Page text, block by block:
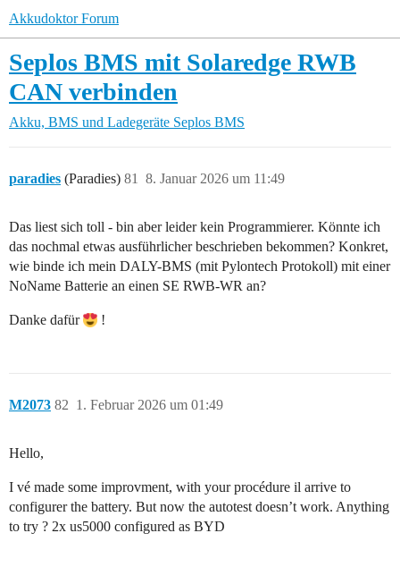
Akkudoktor Forum
Seplos BMS mit Solaredge RWB
CAN verbinden
Akku, BMS und Ladegeräte Seplos BMS
paradies (Paradies) 8. Januar 2026 um 11:49
81
Das liest sich toll - bin aber leider kein Programmierer. Könnte ich
das nochmal etwas ausführlicher beschrieben bekommen? Konkret,
wie binde ich mein DALY-BMS (mit Pylontech Protokoll) mit einer
NoName Batterie an einen SE RWB-WR an?
Danke dafür !
M2073 1. Februar 2026 um 01:49
82
Hello,
I vé made some improvment, with your procédure il arrive to
configurer the battery. But now the autotest doesn’t work. Anything
to try ? 2x us5000 configured as BYD